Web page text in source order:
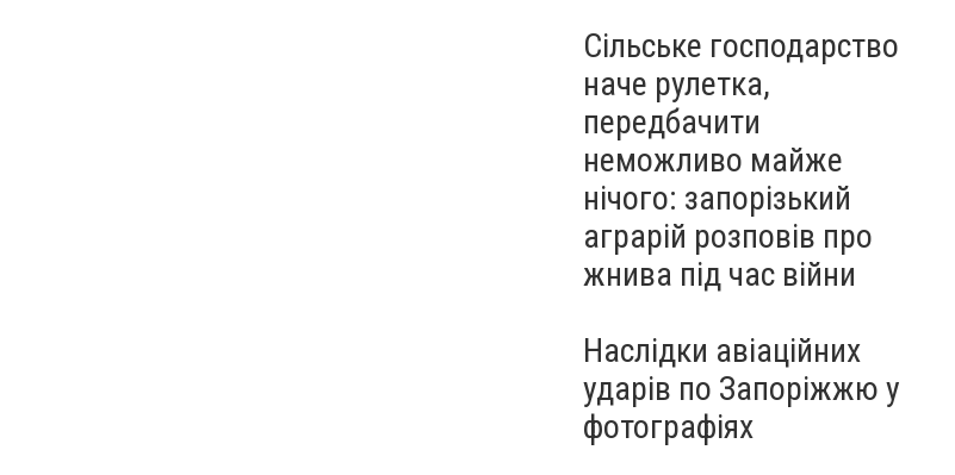
Сільське господарство
наче рулетка,
передбачити
неможливо майже
нічого: запорізький
аграрій розповів про
жнива під час війни
Наслідки авіаційних
ударів по Запоріжжю у
фотографіях